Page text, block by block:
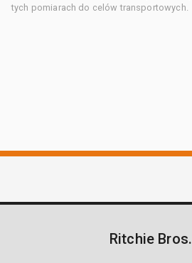
tych pomiarach do celów transportowych.
Ritchie Bros.